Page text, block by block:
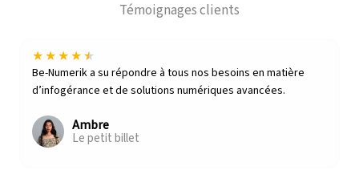
Témoignages clients
★★★★★
Be-Numerik a su répondre à tous nos besoins en matière
d’infogérance et de solutions numériques avancées.
Ambre
Le petit billet